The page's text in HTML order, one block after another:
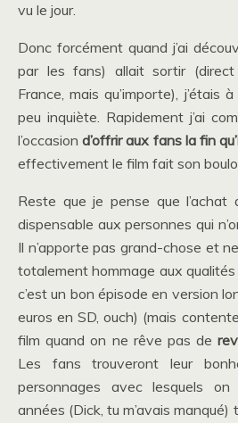
vu le jour.
Donc forcément quand j’ai
par les fans) allait sortir
France, mais qu’importe), j’étais
peu inquiète. Rapidement j’ai
l’occasiond’offrir aux fans la fin
effectivement le film fait son
Reste que je pense que
dispensable aux personnes qui
Il n’apporte pas grand-chose et
totalement hommage aux
c’est un bon épisode en version
euros en SD, ouch) (mais
film quand on ne rêve pas de
Les fans trouveront leur
personnages avec lesquels
années (Dick, tu m’avais